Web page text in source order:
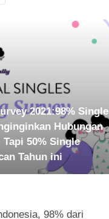
2021:98% Single
Hubungan
50% Single
Tahun ini
98% dari